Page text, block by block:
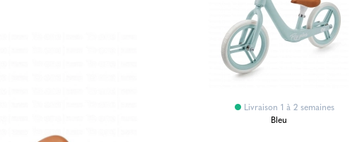
Livraison 1 à 2 semaines
Bleu